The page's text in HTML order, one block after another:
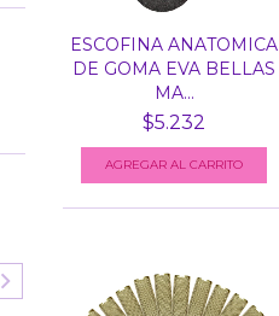
ESCOFINA ANATOMICA
DE GOMA EVA BELLAS
MA...
$5.232